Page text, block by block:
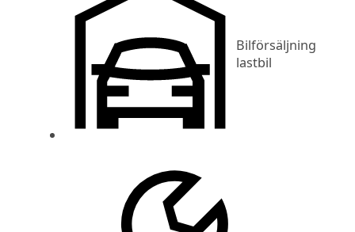
Bilförsäljning
lastbil